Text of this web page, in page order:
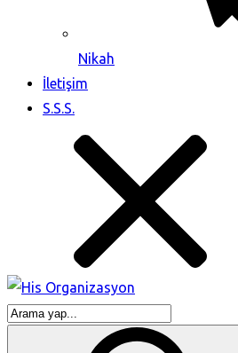
Nikah
İletişim
S.S.S.